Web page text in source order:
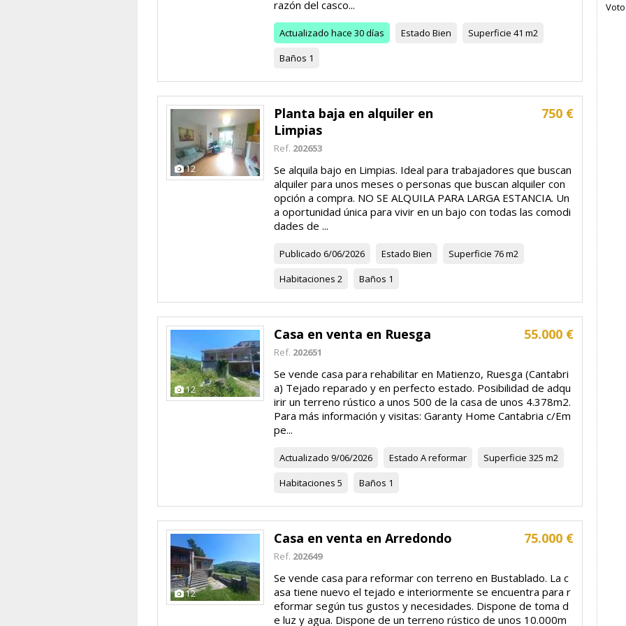
razón del casco...
Actualizado hace 30 días Estado Bien Superficie 41 m2
Baños 1
12
750 €
Planta baja en alquiler en
Limpias
Ref. 202653
Se alquila bajo en Limpias. Ideal para trabajadores que buscan
alquiler para unos meses o personas que buscan alquiler con
opción a compra. NO SE ALQUILA PARA LARGA ESTANCIA. Un
a oportunidad única para vivir en un bajo con todas las comodi
dades de ...
Publicado 6/06/2026 Estado Bien Superficie 76 m2
Habitaciones 2 Baños 1
12
55.000 €
Casa en venta en Ruesga
Ref. 202651
Se vende casa para rehabilitar en Matienzo, Ruesga (Cantabri
a) Tejado reparado y en perfecto estado. Posibilidad de adqu
irir un terreno rústico a unos 500 de la casa de unos 4.378m2.
Para más información y visitas: Garanty Home Cantabria c/Em
pe...
Actualizado 9/06/2026 Estado A reformar Superficie 325 m2
Habitaciones 5 Baños 1
12
75.000 €
Casa en venta en Arredondo
Ref. 202649
Se vende casa para reformar con terreno en Bustablado. La c
asa tiene nuevo el tejado e interiormente se encuentra para r
eformar según tus gustos y necesidades. Dispone de toma d
e luz y agua. Dispone de un terreno rústico de unos 10.000m